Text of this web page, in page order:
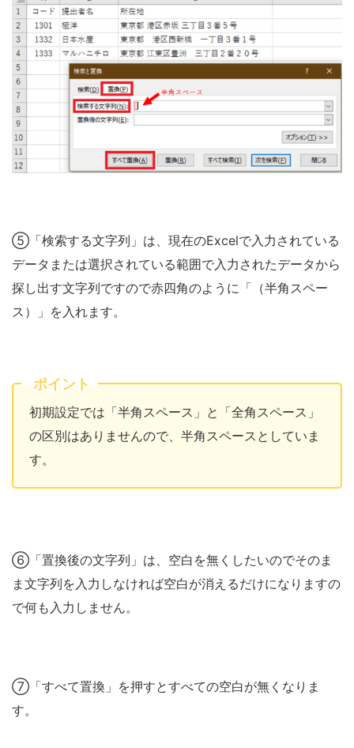
⑤「検索する文字列」は、現在のExcelで入力されている
データまたは選択されている範囲で入力されたデータから
探し出す文字列ですので赤四角のように「（半角スペー
ス）」を入れます。
ポイント
初期設定では「半角スペース」と「全角スペース」
の区別はありませんので、半角スペースとしていま
す。
⑥「置換後の文字列」は、空白を無くしたいのでそのま
ま文字列を入力しなければ空白が消えるだけになりますの
で何も入力しません。
⑦「すべて置換」を押すとすべての空白が無くなりま
す。